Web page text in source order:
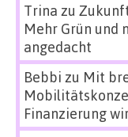
Trina zu
Mehr Grün und
angedacht
Bebbi zu Mit
Finanzierung